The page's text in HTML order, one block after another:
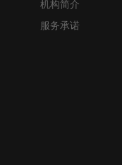
机构简介
服务承诺